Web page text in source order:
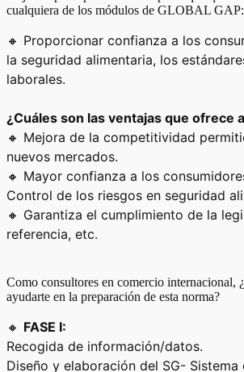
cualquiera de los módulos de GLOBAL GAP:
🔸 Proporcionar confianza a los
la seguridad alimentaria, los
laborales.
¿Cuáles son las ventajas que ofrece
🔸 Mejora de la competitividad
nuevos mercados.
🔸 Mayor confianza a los
Control de los riesgos en seguridad
🔸 Garantiza el cumplimiento de la
referencia, etc.
Como consultores en comercio internacional,
ayudarte en la preparación de esta norma?
🔸 FASE I:
Recogida de información/datos.
Diseño y elaboración del SG- Sistema